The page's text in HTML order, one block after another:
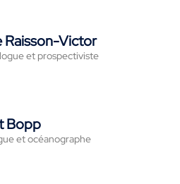
Raisson-Victor
et prospectiviste
Bopp
et océanographe